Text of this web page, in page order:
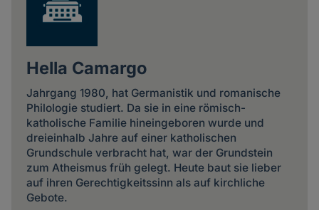
Hella Camargo
Jahrgang 1980, hat Germanistik und romanische
Philologie studiert. Da sie in eine römisch-
katholische Familie hineingeboren wurde und
dreieinhalb Jahre auf einer katholischen
Grundschule verbracht hat, war der Grundstein
zum Atheismus früh gelegt. Heute baut sie lieber
auf ihren Gerechtigkeitssinn als auf kirchliche
Gebote.